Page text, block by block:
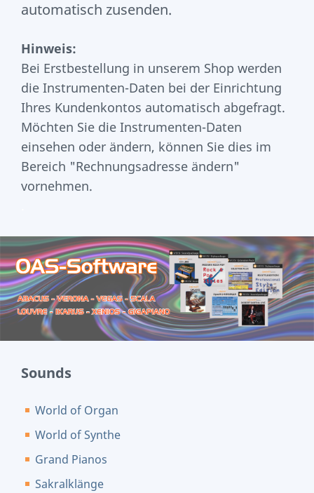
automatisch zusenden.
Hinweis:
Bei Erstbestellung in unserem Shop werden
die Instrumenten-Daten bei der Einrichtung
Ihres Kundenkontos automatisch abgefragt.
Möchten Sie die Instrumenten-Daten
einsehen oder ändern, können Sie dies im
Bereich "Rechnungsadresse ändern"
vornehmen.
Sounds
World of Organ
World of Synthe
Grand Pianos
Sakralklänge